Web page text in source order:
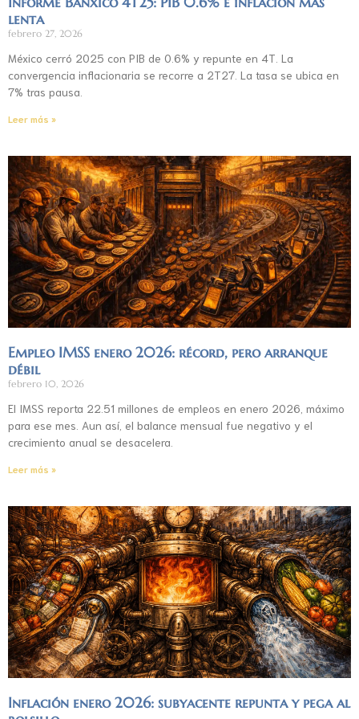
lenta
febrero 27, 2026
México cerró 2025 con PIB de 0.6% y repunte en 4T. La
convergencia inflacionaria se recorre a 2T27. La tasa se ubica en
7% tras pausa.
Leer más »
Empleo IMSS enero 2026: récord, pero arranque
débil
febrero 10, 2026
El IMSS reporta 22.51 millones de empleos en enero 2026, máximo
para ese mes. Aun así, el balance mensual fue negativo y el
crecimiento anual se desacelera.
Leer más »
Inflación enero 2026: subyacente repunta y pega al